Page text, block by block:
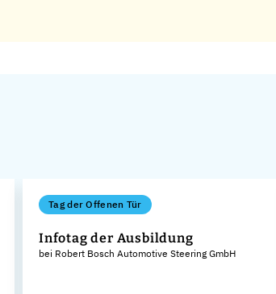
Tag der Offenen Tür
Infotag der Ausbildung
bei Robert Bosch Automotive Steering GmbH